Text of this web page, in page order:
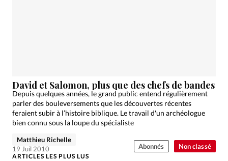
Devise:CHF
RUBRIQUES
Tous les articles
Actualité chrétienne
Actualité internationale
Chronique
Culture
Dossier
Eglises Génération réveil
Monde
Non classé
David et Salomon, plus que des chefs de bandes
Depuis quelques années, le grand public entend régulièrement
parler des bouleversements que les découvertes récentes
feraient subir à l’histoire biblique. Le travail d'un archéologue
bien connu sous la loupe du spécialiste
Matthieu Richelle
19 Juil 2010
Abonnés
ARTICLES LES PLUS LUS